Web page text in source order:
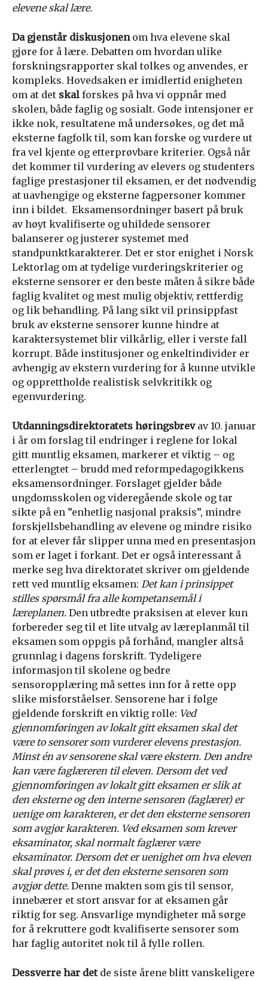
elevene skal lære.
Da gjenstår diskusjonenom hva elevene skal
gjøre for å lære. Debatten om hvordan ulike
forskningsrapporter skal tolkes og anvendes, er
kompleks. Hovedsaken er imidlertid enigheten
om at det skal forskes på hva vi oppnår med
skolen, både faglig og sosialt. Gode intensjoner er
ikke nok, resultatene må undersøkes, og det må
eksterne fagfolk til, som kan forske og vurdere ut
fra vel kjente og etterprøvbare kriterier. Også når
det kommer til vurdering av elevers og studenters
faglige prestasjoner til eksamen, er det nødvendig
at uavhengige og eksterne fagpersoner kommer
inn i bildet. Eksamensordninger basert på bruk
av høyt kvalifiserte og uhildede sensorer
balanserer og justerer systemet med
standpunktkarakterer. Det er stor enighet i Norsk
Lektorlag om at tydelige vurderingskriterier og
eksterne sensorer er den beste måten å sikre både
faglig kvalitet og mest mulig objektiv, rettferdig
og lik behandling. På lang sikt vil prinsippfast
bruk av eksterne sensorer kunne hindre at
karaktersystemet blir vilkårlig, eller i verste fall
korrupt. Både institusjoner og enkeltindivider er
avhengig av ekstern vurdering for å kunne utvikle
og opprettholde realistisk selvkritikk og
egenvurdering.
Utdanningsdirektoratets høringsbrevav 10. januar
i år om forslag til endringer i reglene for lokal
gitt muntlig eksamen, markerer et viktig – og
etterlengtet – brudd med reformpedagogikkens
eksamensordninger. Forslaget gjelder både
ungdomsskolen og videregående skole og tar
sikte på en ”enhetlig nasjonal praksis”, mindre
forskjellsbehandling av elevene og mindre risiko
for at elever får slipper unna med en presentasjon
som er laget i forkant. Det er også interessant å
merke seg hva direktoratet skriver om gjeldende
rett ved muntlig eksamen: Det kan i prinsippet
stilles spørsmål fra alle kompetansemål i
læreplanen. Den utbredte praksisen at elever kun
forbereder seg til et lite utvalg av læreplanmål til
eksamen som oppgis på forhånd, mangler altså
grunnlag i dagens forskrift. Tydeligere
informasjon til skolene og bedre
sensoropplæring må settes inn for å rette opp
slike misforståelser. Sensorene har i følge
gjeldende forskrift en viktig rolle: Ved
gjennomføringen av lokalt gitt eksamen skal det
være to sensorer som vurderer elevens prestasjon.
Minst én av sensorene skal være ekstern. Den andre
kan være faglæreren til eleven. Dersom det ved
gjennomføringen av lokalt gitt eksamen er slik at
den eksterne og den interne sensoren (faglærer) er
uenige om karakteren, er det den eksterne sensoren
som avgjør karakteren. Ved eksamen som krever
eksaminator, skal normalt faglærer være
eksaminator. Dersom det er uenighet om hva eleven
skal prøves i, er det den eksterne sensoren som
avgjør dette. Denne makten som gis til sensor,
innebærer et stort ansvar for at eksamen går
riktig for seg. Ansvarlige myndigheter må sørge
for å rekruttere godt kvalifiserte sensorer som
har faglig autoritet nok til å fylle rollen.
Dessverre har detde siste årene blitt vanskeligere